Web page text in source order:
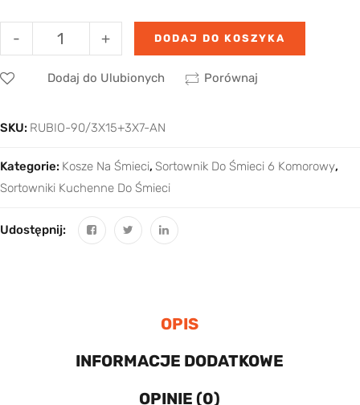
+
- DODAJ DO KOSZYKA
Dodaj do Ulubionych Porównaj
SKU: RUBIO-90/3X15+3X7-AN
Kategorie: Kosze Na Śmieci, Sortownik Do Śmieci 6 Komorowy,
Sortowniki Kuchenne Do Śmieci
Udostępnij:
OPIS
INFORMACJE DODATKOWE
OPINIE (0)